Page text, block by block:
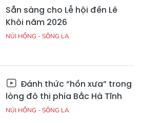
Sẵn sàng cho Lễ hội đền Lê
Khôi năm 2026
NÚI HỒNG - SÔNG LA
Đánh thức “hồn xưa” trong
lòng đô thị phía Bắc Hà Tĩnh
NÚI HỒNG - SÔNG LA